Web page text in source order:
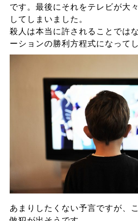
です。最後にそれをテレビが大
してしまいました。
殺人は本当に許されることでは
ーションの勝利方程式になって
あまりしたくない予言ですが、